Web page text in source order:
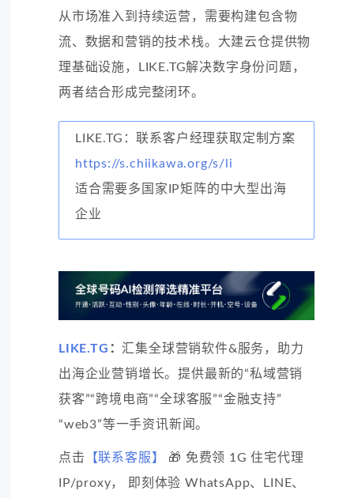
从市场准入到持续运营，需要构建包含物
流、数据和营销的技术栈。大建云仓提供物
理基础设施，LIKE.TG解决数字身份问题，
两者结合形成完整闭环。
LIKE.TG：联系客户经理获取定制方案
https://s.chiikawa.org/s/li
适合需要多国家IP矩阵的中大型出海
企业
LIKE.TG ： 汇集全球营销软件&服务，助力
出海企业营销增长。提供最新的“私域营销
获客”“跨境电商”“全球客服”“金融支持”
“web3”等一手资讯新闻。
点击 【联系客服】
🎁 免费领 1G 住宅代理
IP/proxy， 即刻体验 WhatsApp、LINE、